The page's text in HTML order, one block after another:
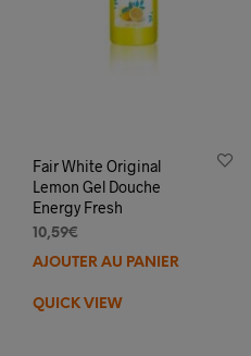
Fair White Original
Lemon Gel Douche
Energy Fresh
10,59€
AJOUTER AU PANIER
QUICK VIEW